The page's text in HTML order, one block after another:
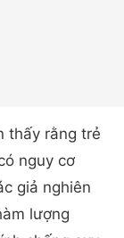
thấy rằng trẻ
nguy cơ
giả nghiên
lượng